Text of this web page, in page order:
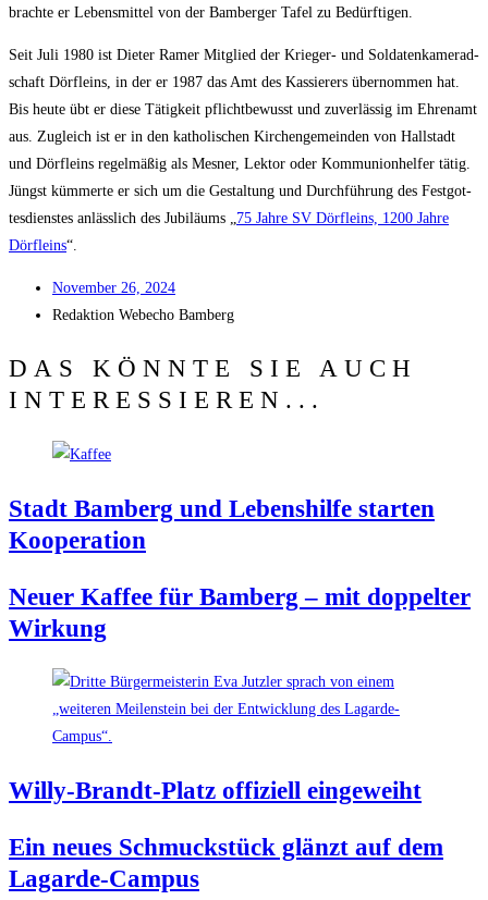
brach­te er Lebens­mit­tel von der Bam­ber­ger Tafel zu Bedürftigen.
Seit Juli 1980 ist Die­ter Ramer Mit­glied der Krie­ger- und Sol­da­ten­ka­me­rad­
schaft Dörf­leins, in der er 1987 das Amt des Kas­sie­rers über­nom­men hat.
Bis heu­te übt er die­se Tätig­keit pflicht­be­wusst und zuver­läs­sig im Ehren­amt
aus. Zugleich ist er in den katho­li­schen Kir­chen­ge­mein­den von Hall­stadt
und Dörf­leins regel­mä­ßig als Mes­ner, Lek­tor oder Kom­mu­ni­on­hel­fer tätig.
Jüngst küm­mer­te er sich um die Gestal­tung und Durch­füh­rung des Fest­got­
tes­diens­tes anläss­lich des Jubi­lä­ums „ 75 Jah­re SV Dörf­leins, 1200 Jah­re
Dörf­leins“.
Novem­ber 26, 2024
Redak­ti­on Web­echo Bamberg
DAS KÖNNTE SIE AUCH
INTERESSIEREN...
Stadt Bam­berg und Lebens­hil­fe star­ten
Kooperation
Neu­er Kaf­fee für Bam­berg – mit dop­pel­ter
Wirkung
Wil­ly-Brandt-Platz offi­zi­ell eingeweiht
Ein neu­es Schmuck­stück glänzt auf dem
Lagarde-Campus